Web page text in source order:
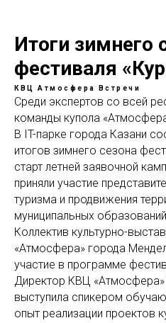
Итоги зимнего
фестиваля
КВЦ Атмосфера Встречи
Среди экспертов со всей
команды купола
В IT-парке города Казани
итогов зимнего сезона
старт летней заявочной
приняли участие
туризма и продвижения
муниципальных
Коллектив культурно-
«Атмосфера» города
участие в программе
Директор КВЦ
выступила спикером
опыт реализации проектов